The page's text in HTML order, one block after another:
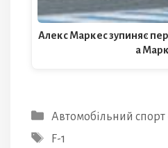
Алекс Маркес зупиняє
а
Категорії
Автомобільний
Позначки
F-1